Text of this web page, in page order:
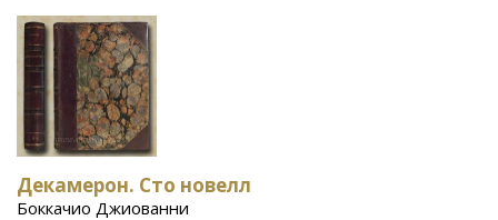
Декамерон. Сто новелл
Боккачио Джиованни